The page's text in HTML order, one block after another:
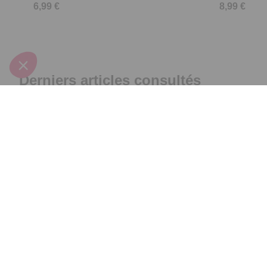
6,99 € 8,99 €
Derniers articles consultés